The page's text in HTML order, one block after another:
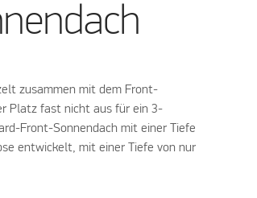
zusammen mit dem Front-
Platz fast nicht aus für ein 3-
Front-Sonnendach mit einer Tiefe
entwickelt, mit einer Tiefe von nur